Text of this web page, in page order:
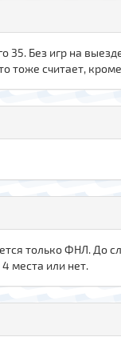
35. Без игр на
тоже считает,
только ФНЛ. До
места или нет.